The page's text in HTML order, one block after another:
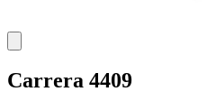
Carrera 4409